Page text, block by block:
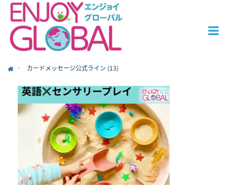
カードメッセージ公式ライン (13)